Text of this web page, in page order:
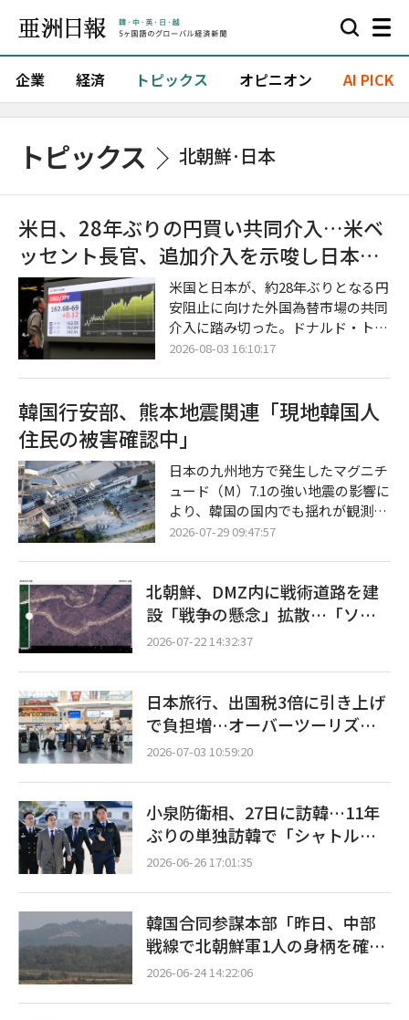
企業 経済 トピックス オピニオン AI PICK
トピックス 北朝鮮·日本
米日、28年ぶりの円買い共同介入…米ベ
ッセント長官、追加介入を示唆し日本へ
の支援姿勢を強調米国と日本が、約28年ぶりとなる円
安阻止に向けた外国為替市場の共同
介入に踏み切った。ドナルド・トラ
ンプ米大統領とスコット・ベッセン
ぎない支援姿勢を強調した。 2日
（現地時間）、ブルームバーグ通信
によると、トランプ大統領はこの
日、ニュージャージー州ベッドミン
スターからワシントンDCへ戻る専
用機内で記者団に対し、「日本とは
良好な関係」にあるゆえに、円安を
と明らかにした。 日本財務省も同
日、米国
2026-08-03 16:10:17
韓国行安部、熊本地震関連「現地韓国人
住民の被害確認中」
日本の九州地方で発生したマグニチ
ュード（M）7.1の強い地震の影響に
より、韓国の国内でも揺れが観測さ
れ、韓国行政安全部が現地に滞在す
日午後7時30分の時点で、韓国全国
の地方自治体と消防当局に寄せられ
9件に上った。通報は南部地域を中
心に集中し、実際の揺れを体感した
市民からの問い合わせが相次いだ。
地域別では、釜山（プサン）が291
件で最も多く、慶南（キョンナム）
215件、蔚山（ウルサン）125件、慶
2026-07-29 09:47:57
北朝鮮、DMZ内に戦術道路を建
設「戦争の懸念」拡散…「ソウ
ル近郊までわずか13.5キロ」
2026-07-22 14:32:37
日本旅行、出国税3倍に引き上げ
で負担増…オーバーツーリズム
対応を本格化
2026-07-03 10:59:20
小泉防衛相、27日に訪韓…11年
ぶりの単独訪韓で「シャトル外
交」本格化へ
2026-06-26 17:01:35
韓国合同参謀本部「昨日、中部
戦線で北朝鮮軍1人の身柄を確
保」…帰順の意向示す
2026-06-24 14:22:06